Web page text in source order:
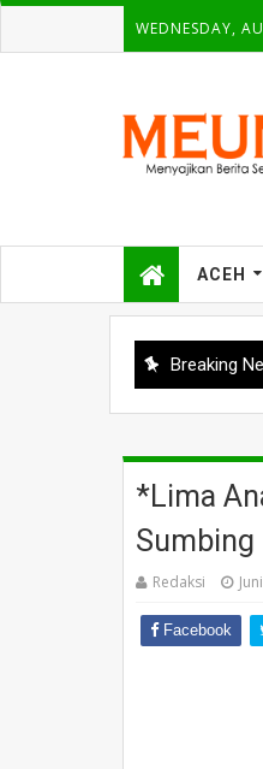
WEDNESDAY,
ACEH
Breaking
*Lima
Sumbing
Redaksi
Facebook